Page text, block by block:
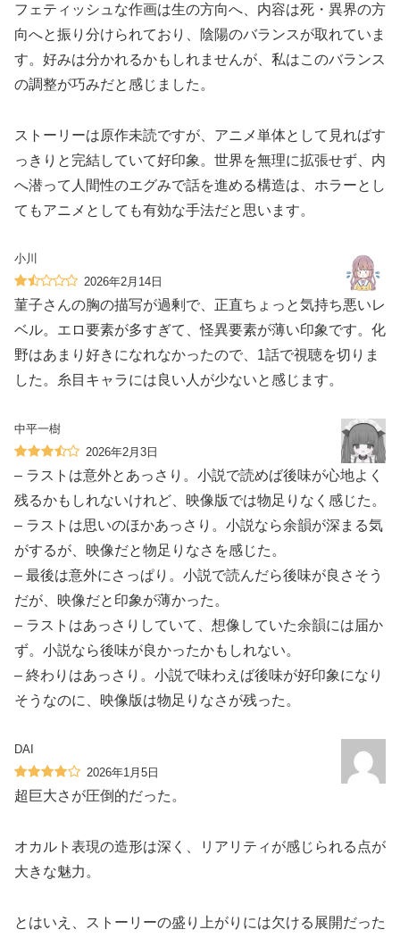
フェティッシュな作画は生の方向へ、内容は死・異界の方
向へと振り分けられており、陰陽のバランスが取れていま
す。好みは分かれるかもしれませんが、私はこのバランス
の調整が巧みだと感じました。
ストーリーは原作未読ですが、アニメ単体として見ればす
っきりと完結していて好印象。世界を無理に拡張せず、内
へ潜って人間性のエグみで話を進める構造は、ホラーとし
てもアニメとしても有効な手法だと思います。
小川
2026年2月14日
菫子さんの胸の描写が過剰で、正直ちょっと気持ち悪いレ
ベル。エロ要素が多すぎて、怪異要素が薄い印象です。化
野はあまり好きになれなかったので、1話で視聴を切りま
した。糸目キャラには良い人が少ないと感じます。
中平一樹
2026年2月3日
– ラストは意外とあっさり。小説で読めば後味が心地よく
残るかもしれないけれど、映像版では物足りなく感じた。
– ラストは思いのほかあっさり。小説なら余韻が深まる気
がするが、映像だと物足りなさを感じた。
– 最後は意外にさっぱり。小説で読んだら後味が良さそう
だが、映像だと印象が薄かった。
– ラストはあっさりしていて、想像していた余韻には届か
ず。小説なら後味が良かったかもしれない。
– 終わりはあっさり。小説で味わえば後味が好印象になり
そうなのに、映像版は物足りなさが残った。
DAI
2026年1月5日
超巨大さが圧倒的だった。
オカルト表現の造形は深く、リアリティが感じられる点が
大きな魅力。
とはいえ、ストーリーの盛り上がりには欠ける展開だった